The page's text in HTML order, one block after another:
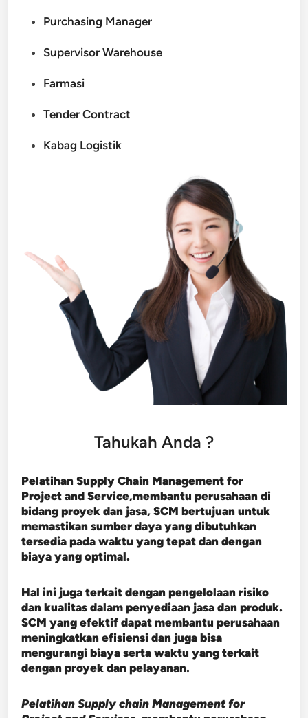
Purchasing Manager
Supervisor Warehouse
Farmasi
Tender Contract
Kabag Logistik
Tahukah Anda ?
Pelatihan Supply Chain Management for
Project and Service,membantu perusahaan di
bidang proyek dan jasa, SCM bertujuan untuk
memastikan sumber daya yang dibutuhkan
tersedia pada waktu yang tepat dan dengan
biaya yang optimal.
Hal ini juga terkait dengan pengelolaan risiko
dan kualitas dalam penyediaan jasa dan produk.
SCM yang efektif dapat membantu perusahaan
meningkatkan efisiensi dan juga bisa
mengurangi biaya serta waktu yang terkait
dengan proyek dan pelayanan.
Pelatihan Supply chain Management for